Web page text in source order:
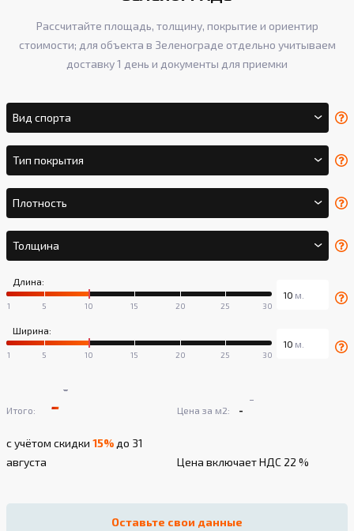
Рассчитайте площадь, толщину, покрытие и ориентир
стоимости; для объекта в Зеленограде отдельно учитываем
доставку 1 день и документы для приемки
Вид спорта
Тип покрытия
Плотность
Толщина
Длина:
Ширина:
Итого: -
-
с учётом скидки 15% до 31
августа
Цена за м2: -
-
Цена включает НДС 22 %
Оставьте свои данные